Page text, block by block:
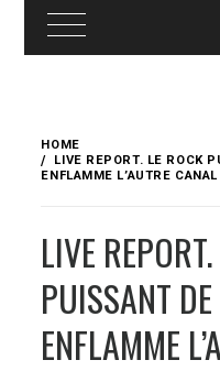
content
HOME
LIVE REPORT. LE ROCK
ENFLAMME L’AUTRE CANAL
LIVE
PUISSANT
ENFLAMME